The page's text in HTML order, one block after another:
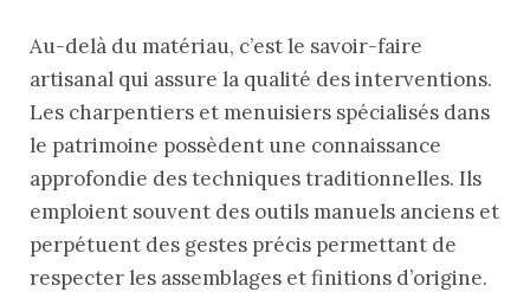
Au-delà du matériau, c’est le savoir-faire
artisanal qui assure la qualité des interventions.
Les charpentiers et menuisiers spécialisés dans
le patrimoine possèdent une connaissance
approfondie des techniques traditionnelles. Ils
emploient souvent des outils manuels anciens et
perpétuent des gestes précis permettant de
respecter les assemblages et finitions d’origine.